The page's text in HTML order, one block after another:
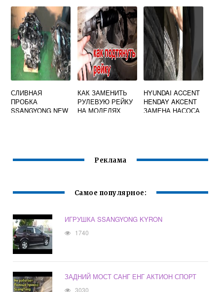
СЛИВНАЯ
ПРОБКА
SSANGYONG NEW
КАК ЗАМЕНИТЬ
РУЛЕВУЮ РЕЙКУ
НА МОДЕЛЯХ
HYUNDAI ACCENT
HENDAY AKCENT
ЗАМЕНА НАСОСА
Реклама
Самое популярное:
ИГРУШКА SSANGYONG KYRON
1740
ЗАДНИЙ МОСТ САНГ ЕНГ АКТИОН СПОРТ
3030